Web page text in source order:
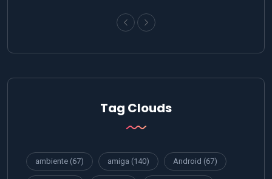
Tag Clouds
ambiente (67) amiga (140) Android (67)